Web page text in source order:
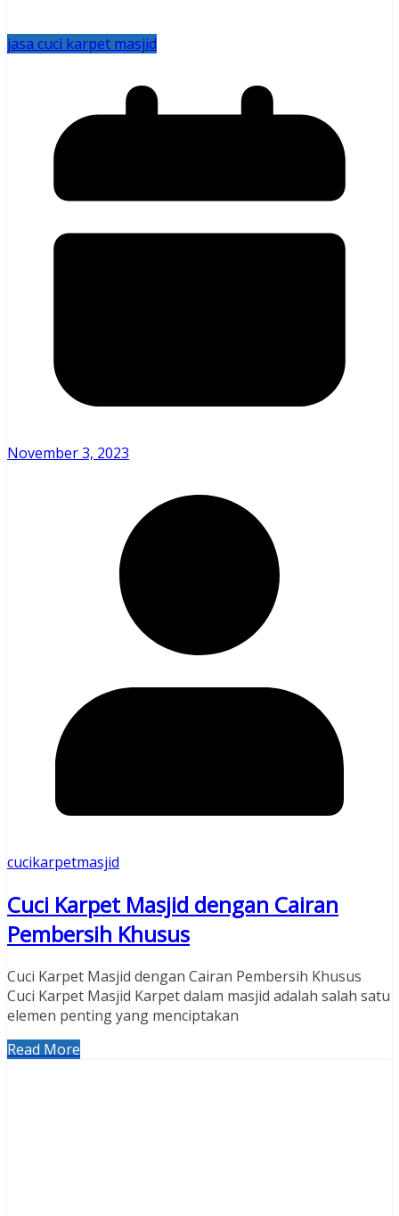
jasa cuci karpet masjid
November 3, 2023
cucikarpetmasjid
Cuci Karpet Masjid dengan Cairan
Pembersih Khusus
Cuci Karpet Masjid dengan Cairan Pembersih Khusus
Cuci Karpet Masjid Karpet dalam masjid adalah salah satu
elemen penting yang menciptakan
Read More